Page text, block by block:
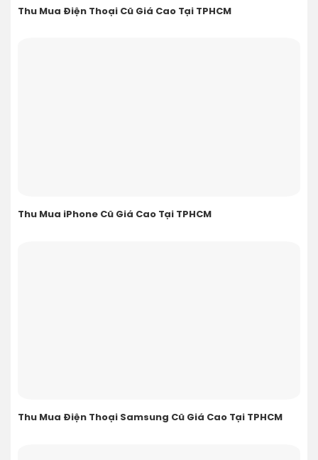
Thu Mua Điện Thoại Cũ Giá Cao Tại TPHCM
Thu Mua iPhone Cũ Giá Cao Tại TPHCM
Thu Mua Điện Thoại Samsung Cũ Giá Cao Tại TPHCM